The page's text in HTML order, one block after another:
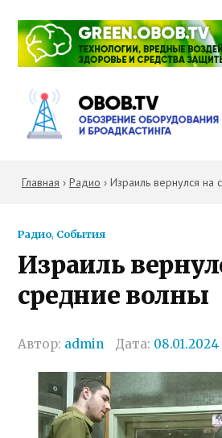
Главная › Радио › Израиль вернулся на
Радио, События
Израиль
средние волны
Автор: admin Дата: 08.01.2024